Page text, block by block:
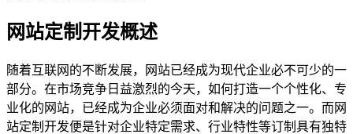
网站定制开发概述
随着互联网的不断发展，网站已经成为现代企业必不可少的一
部分。在市场竞争日益激烈的今天，如何打造一个个性化、专
业化的网站，已经成为企业必须面对和解决的问题之一。而网
站定制开发便是针对企业特定需求、行业特性等订制具有独特